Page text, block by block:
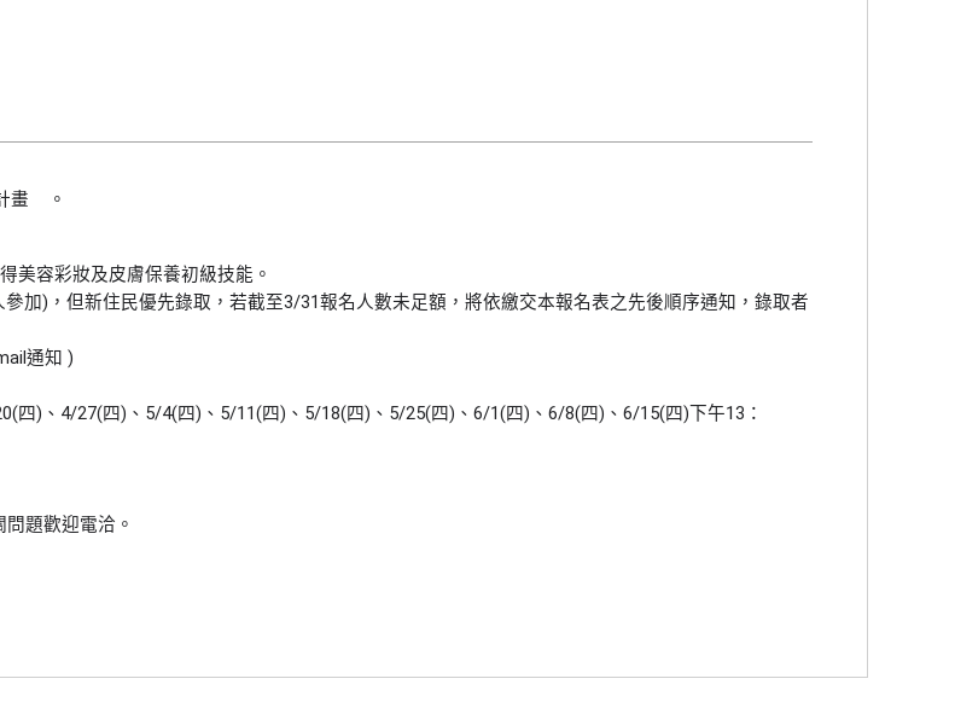
畫 。
美容彩妝及皮膚保養初級技能。
加)，但新住民優先錄取，若截至3/31報名人數未足額，將依繳交本報名表之先後順序通知，錄取者
通知 )
四)、4/27(四)、5/4(四)、5/11(四)、5/18(四)、5/25(四)、6/1(四)、6/8(四)、6/15(四)下午13：
題歡迎電洽。